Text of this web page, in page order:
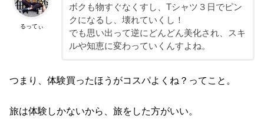
るってぃ
ボクも物すぐなくすし、Tシャツ３日でピン
クになるし、壊れていくし！
でも思い出って逆にどんどん美化され、スキ
ルや知恵に変わっていくんすよね。
つまり、体験買ったほうがコスパよくね？ってこと。
旅は体験しかないから、旅をした方がいい。